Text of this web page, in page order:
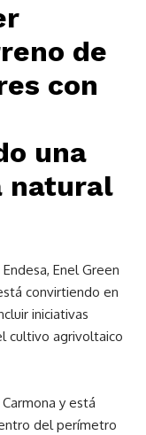
de
con
una
natural
Enel Green
convirtiendo en
iniciativas
cultivo agrivoltaico
y está
del perímetro